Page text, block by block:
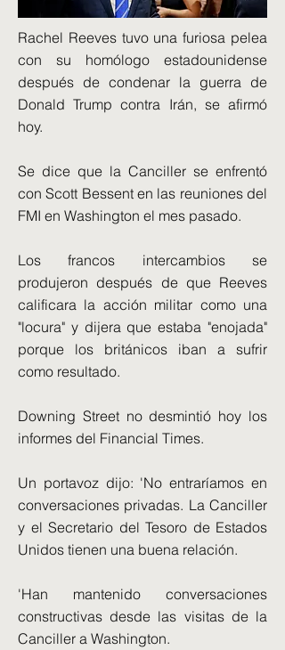
Rachel Reeves tuvo una furiosa pelea
con su homólogo estadounidense
después de condenar la guerra de
Donald Trump contra Irán, se afirmó
hoy.
Se dice que la Canciller se enfrentó
con Scott Bessent en las reuniones del
FMI en Washington el mes pasado.
Los francos intercambios se
produjeron después de que Reeves
calificara la acción militar como una
"locura" y dijera que estaba "enojada"
porque los británicos iban a sufrir
como resultado.
Downing Street no desmintió hoy los
informes del Financial Times.
Un portavoz dijo: 'No entraríamos en
conversaciones privadas. La Canciller
y el Secretario del Tesoro de Estados
Unidos tienen una buena relación.
'Han mantenido conversaciones
constructivas desde las visitas de la
Canciller a Washington.